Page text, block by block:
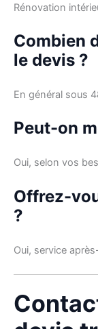
Rénovation
Combien
le devis ?
En général sous
Peut-on
Oui, selon vos
Offrez-
?
Oui, service